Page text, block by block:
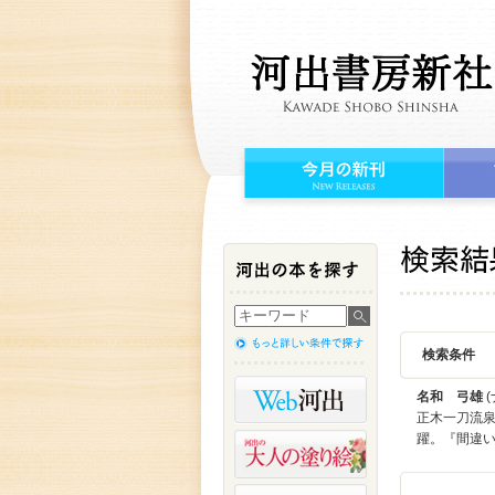
検索条件
名和 弓雄(
正木一刀流
躍。『間違